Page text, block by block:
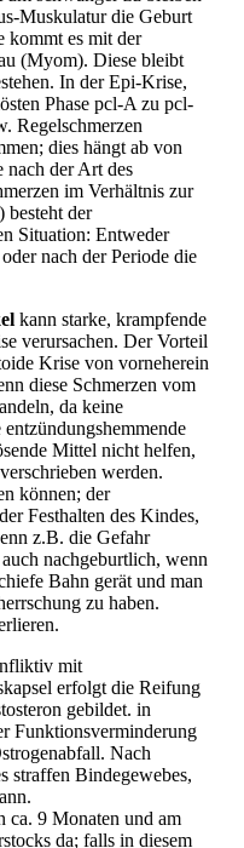
Muskulatur die Geburt
kommt es mit der
(Myom). Diese bleibt
In der Epi-Krise,
Phase pcl-A zu pcl-
Regelschmerzen
dies hängt ab von
nach der Art des
im Verhältnis zur
besteht der
Situation: Entweder
nach der Periode die
kann starke, krampfende
verursachen. Der Vorteil
Krise von vorneherein
diese Schmerzen vom
da keine
Mittel nicht helfen,
werden.
können; der
Festhalten des Kindes,
z.B. die Gefahr
nachgeburtlich, wenn
Bahn gerät und man
zu haben.
mit
erfolgt die Reifung
gebildet. in
Funktionsverminderung
Nach
straffen Bindegewebes,
ca. 9 Monaten und am
da; falls in diesem